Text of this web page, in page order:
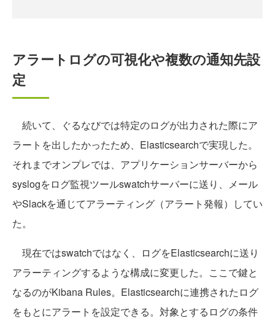
アラートログの可視化や複数の通知先設
定
続いて、ぐるなびでは特定のログが出力された際にア
ラートを出したかったため、Elasticsearchで実現した。
それまでオンプレでは、アプリケーションサーバーから
syslogをログ監視ツールswatchサーバーに送り、メール
やSlackを通じてアラーティング（アラート発報）してい
た。
現在ではswatchではなく、ログをElasticsearchに送り
アラーティングするような構成に変更した。ここで鍵と
なるのがKibana Rules。Elasticsearchに連携されたログ
をもとにアラートを設定できる。対象とするログの条件